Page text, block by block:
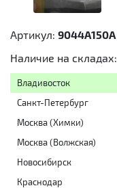
Артикул: 9044A150A
Наличие на складах:
Владивосток
Санкт-Петербург
Москва (Химки)
Москва (Волжская)
Новосибирск
Краснодар